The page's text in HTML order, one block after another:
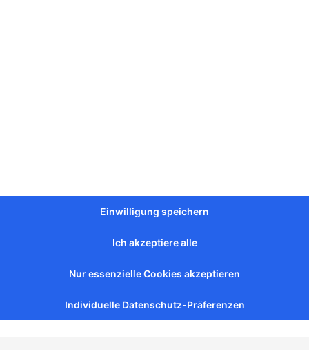
Sonnenblumenkerne
– Ot Martina, 200 g
mit Schale – Ot Martina gesalzen
Vorrätig
3,50€ inkl. MwSt.
In den Warenkorb
Einwilligung speichern
Ich akzeptiere alle
Nur essenzielle Cookies akzeptieren
Individuelle Datenschutz-Präferenzen